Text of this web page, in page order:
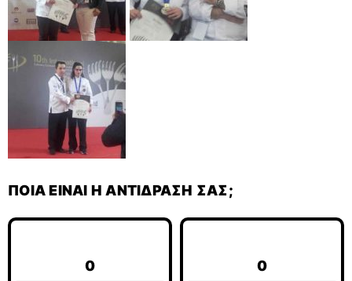
ΠΟΙΑ ΕΊΝΑΙ Η ΑΝΤΊΔΡΑΣΉ ΣΑΣ;
0 0